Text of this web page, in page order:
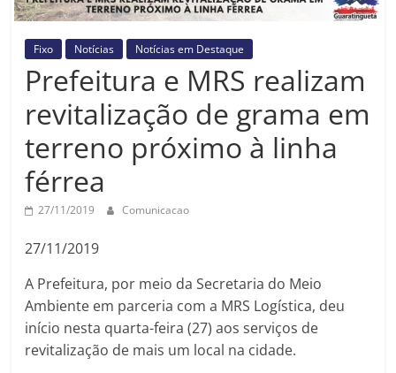
Fixo Notícias Notícias em Destaque
Prefeitura e MRS realizam
revitalização de grama em
terreno próximo à linha
férrea
27/11/2019 Comunicacao
27/11/2019
A Prefeitura, por meio da Secretaria do Meio
Ambiente em parceria com a MRS Logística, deu
início nesta quarta-feira (27) aos serviços de
revitalização de mais um local na cidade.